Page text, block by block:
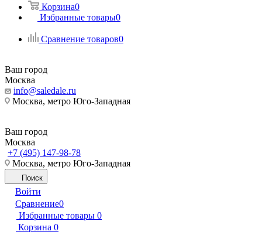
Корзина0
Избранные товары0
Сравнение товаров0
Ваш город
Москва
info@saledale.ru
Москва, метро Юго-Западная
Ваш город
Москва
+7 (495) 147-98-78
Москва, метро Юго-Западная
Поиск
Войти
Сравнение0
Избранные товары 0
Корзина 0